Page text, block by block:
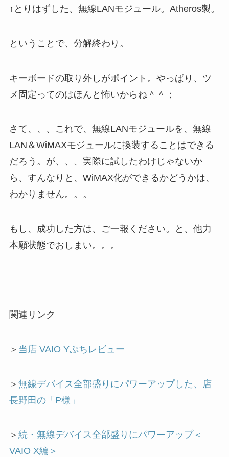
↑とりはずした、無線LANモジュール。Atheros製。
ということで、分解終わり。
キーボードの取り外しがポイント。やっぱり、ツ
メ固定ってのはほんと怖いからね＾＾；
さて、、、これで、無線LANモジュールを、無線
LAN＆WiMAXモジュールに換装することはできる
だろう。が、、、実際に試したわけじゃないか
ら、すんなりと、WiMAX化ができるかどうかは、
わかりません。。。
もし、成功した方は、ご一報ください。と、他力
本願状態でおしまい。。。
関連リンク
＞ 当店 VAIO Yぷちレビュー
＞ 無線デバイス全部盛りにパワーアップした、店
長野田の「P様」
＞ 続・無線デバイス全部盛りにパワーアップ＜
VAIO X編＞